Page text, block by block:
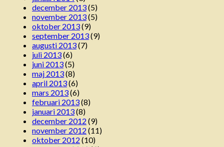
december 2013(5)
november 2013(5)
oktober 2013(9)
september 2013(9)
augusti 2013(7)
juli 2013(6)
juni 2013(5)
maj 2013(8)
april 2013(6)
mars 2013(6)
februari 2013(8)
januari 2013(8)
december 2012 (9)
november 2012 (11)
oktober 2012 (10)